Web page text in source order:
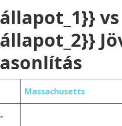
vs
Massachusetts